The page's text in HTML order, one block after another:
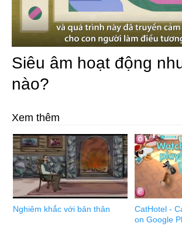
Video
Siêu âm hoạt động
nào?
Xem thêm
Nghiêm khắc với bản thân
CatHotel -
on Google